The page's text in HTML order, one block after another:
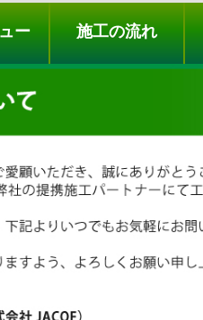
プラン 無料点検
ー 施工の流れ